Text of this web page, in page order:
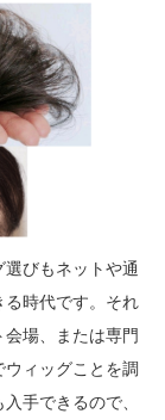
びもネットや通
る時代です。それ
場、または専門
ィッグことを調
手できるので、